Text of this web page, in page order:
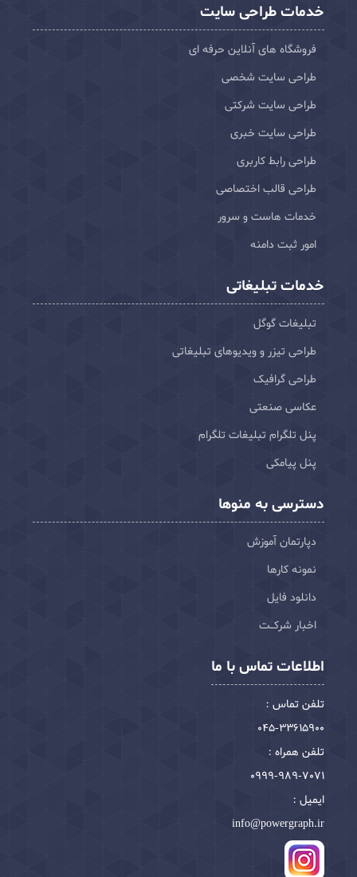
خدمات طراحی سایت
فروشگاه های آنلاین حرفه ای
طراحی سایت شخصی
طراحی سایت شرکتی
طراحی سایت خبری
طراحی رابط کاربری
طراحی قالب اختصاصی
خدمات هاست و سرور
امور ثبت دامنه
خدمات تبلیغاتی
تبلیغات گوگل
طراحی تیزر و ویدیوهای تبلیغاتی
طراحی گرافیک
عکاسی صنعتی
پنل تلگرام تبلیغات تلگرام
پنل پیامکی
دسترسی به منوها
دپارتمان آموزش
نمونه کارها
دانلود فایل
اخبار شرکـت
اطلاعات تماس با ما
تلفن تماس :
045-33615900
تلفن همراه :
0999-989-7071
ایمیل :
info@powergraph.ir